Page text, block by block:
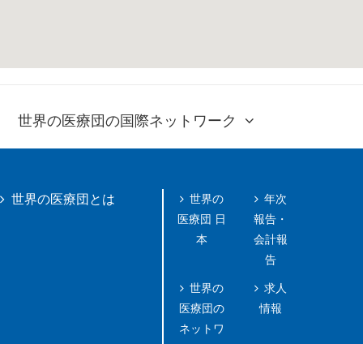
世界の医療団の国際ネットワーク
世界の医療団とは
世界の
医療団 日
本
世界の
医療団の
ネットワ
年次
報告・
会計報
告
求人
情報